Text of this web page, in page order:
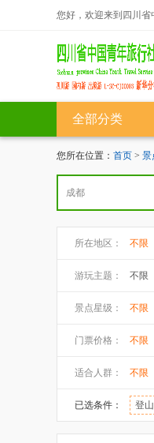
您好，欢迎来到四川省
全部分类
您所在位置： 首页 > 景
所在地区： 不限
游玩主题： 不限
景点星级： 不限
门票价格： 不限
适合人群： 不限
已选条件： 登山